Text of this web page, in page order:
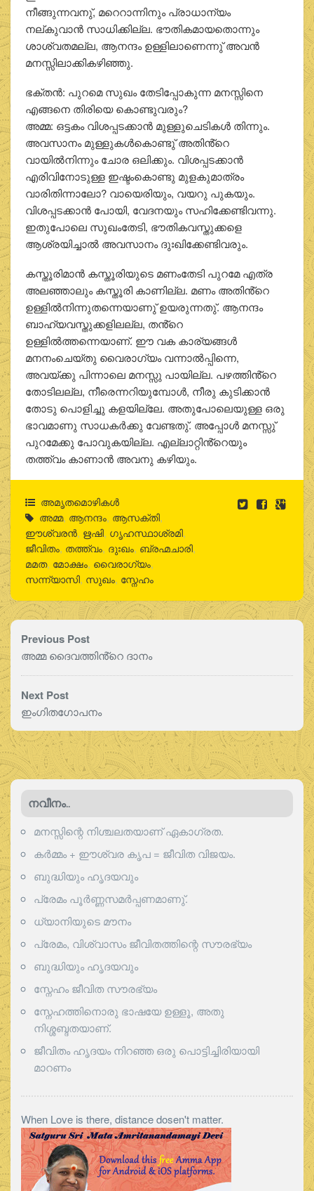
നീങ്ങുന്നവനു്, മറെറാന്നിനും പ്രാധാന്യം
നല്കുവാൻ സാധിക്കില്ല. ഭൗതികമായതൊന്നും
ശാശ്വതമല്ല, ആനന്ദം ഉള്ളിലാണെന്നു് അവൻ
മനസ്സിലാക്കികഴിഞ്ഞു.
ഭക്തൻ: പുറമെ സുഖം തേടിപ്പോകുന്ന മനസ്സിനെ
എങ്ങനെ തിരിയെ കൊണ്ടുവരും?
അമ്മ: ഒട്ടകം വിശപ്പടക്കാൻ മുള്ളുചെടികൾ തിന്നും.
അവസാനം മുള്ളുകൾകൊണ്ടു് അതിൻ്റെ
വായിൽനിന്നും ചോര ഒലിക്കും. വിശപ്പടക്കാൻ
എരിവിനോടുള്ള ഇഷ്ടംകൊണ്ടു മുളകുമാത്രം
വാരിതിന്നാലോ? വായെരിയും, വയറു പുകയും.
വിശപ്പടക്കാൻ പോയി, വേദനയും സഹിക്കേണ്ടിവന്നു.
ഇതുപോലെ സുഖംതേടി, ഭൗതികവസ്തുക്കളെ
ആശ്രയിച്ചാൽ അവസാനം ദുഃഖിക്കേണ്ടിവരും.
കസ്തൂരിമാൻ കസ്തൂരിയുടെ മണംതേടി പുറമേ എത്ര
അലഞ്ഞാലും കസ്തൂരി കാണില്ല. മണം അതിൻ്റെ
ഉള്ളിൽനിന്നുതന്നെയാണു് ഉയരുന്നതു്. ആനന്ദം
ബാഹ്യവസ്തുക്കളിലല്ല, തൻ്റെ
ഉള്ളിൽത്തന്നെയാണ്. ഈ വക കാര്യങ്ങൾ
മനനംചെയ്തു വൈരാഗ്യം വന്നാൽപ്പിന്നെ,
അവയ്ക്കു പിന്നാലെ മനസ്സു പായില്ല. പഴത്തിൻ്റെ
തോടിലല്ല, നീരെന്നറിയുമ്പോൾ, നീരു കുടിക്കാൻ
തോടു പൊളിച്ചു കളയില്ലേ. അതുപോലെയുള്ള ഒരു
ഭാവമാണു സാധകർക്കു വേണ്ടതു്. അപ്പോൾ മനസ്സു്
പുറമേക്കു പോവുകയില്ല. എല്ലാറ്റിൻ്റെയും
തത്ത്വം കാണാൻ അവനു കഴിയും.
അമൃതമൊഴികള്‍
അമ്മ, ആനന്ദം, ആസക്തി,
ഈശ്വരന്‍, ഋഷി, ഗൃഹസ്ഥാശ്രമി,
ജീവിതം, തത്ത്വം, ദുഃഖം, ബ്രഹ്മചാരി,
മമത, മോക്ഷം, വൈരാഗ്യം,
സന്ന്യാസി, സുഖം, സ്നേഹം
Previous Post
അമ്മ ദൈവത്തിൻ്റെ ദാനം
Next Post
ഇംഗിതഗോപനം
നവീനം..
മനസ്സിന്റെ നിശ്ചലതയാണ് ഏകാഗ്രത.
കർമ്മം + ഈശ്വര കൃപ = ജീവിത വിജയം.
ബുദ്ധിയും ഹൃദയവും
പ്രേമം പൂര്‍ണ്ണസമര്‍പ്പണമാണു്.
ധ്യാനിയുടെ മൗനം
പ്രേമം, വിശ്വാസം ജീവിതത്തിന്റെ സൗരഭ്യം
ബുദ്ധിയും ഹൃദയവും
സ്നേഹം ജീവിത സൗരഭ്യം
സ്നേഹത്തിനൊരു ഭാഷയേ ഉള്ളൂ, അതു
നിശ്ശബ്ദതയാണ്.
ജീവിതം ഹൃദയം നിറഞ്ഞ ഒരു പൊട്ടിച്ചിരിയായി
മാറണം
When Love is there, distance dosen't matter.